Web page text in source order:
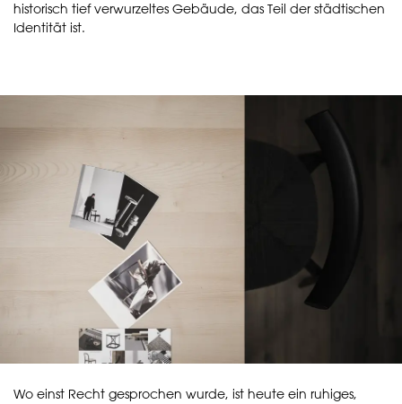
historisch tief verwurzeltes Gebäude, das Teil der städtischen
Identität ist.
Wo einst Recht gesprochen wurde, ist heute ein ruhiges,